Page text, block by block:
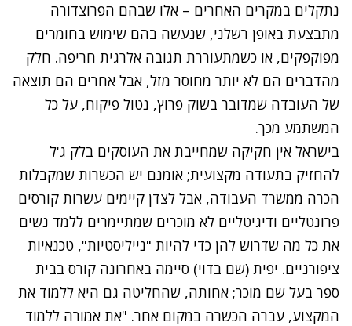
נתקלים במקרים האחרים – אלו שבהם הפרוצדורה
מתבצעת באופן רשלני, שנעשה בהם שימוש בחומרים
מפוקפקים, או כשמתעוררת תגובה אלרגית חריפה. חלק
מהדברים הם לא יותר מחוסר מזל, אבל אחרים הם תוצאה
של העובדה שמדובר בשוק פרוץ, נטול פיקוח, על כל
המשתמע מכך.
בישראל אין חקיקה שמחייבת את העוסקים בלק ג'ל
להחזיק בתעודה מקצועית; אומנם יש הכשרות שמקבלות
הכרה ממשרד העבודה, אבל לצדן קיימים עשרות קורסים
פרונטליים ודיגיטליים לא מוכרים שמתיימרים ללמד נשים
את כל מה שדרוש להן כדי להיות "נייליסטיות", טכנאיות
ציפורניים. יפית (שם בדוי) סיימה באחרונה קורס בבית
ספר בעל שם מוכר; אחותה, שהחליטה גם היא ללמוד את
המקצוע, עברה הכשרה במקום אחר. "את אמורה ללמוד